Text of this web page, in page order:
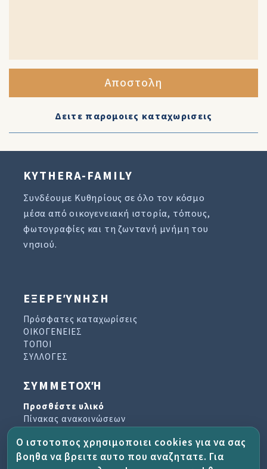
Αποστολη
Δειτε παρομοιες καταχωρισεις
KYTHERA-FAMILY
Συνδέουμε Κυθηρίους σε όλο τον κόσμο
μέσα από οικογενειακή ιστορία, τόπους,
φωτογραφίες και τη ζωντανή μνήμη του
νησιού.
ΕΞΕΡΕΎΝΗΣΗ
Πρόσφατες καταχωρίσεις
ΟΙΚΟΓΕΝΕΙΕΣ
ΤΟΠΟΙ
ΣΥΛΛΟΓΕΣ
ΣΥΜΜΕΤΟΧΉ
Προσθέστε υλικό
Πίνακας ανακοινώσεων
Αρχείο ενημερωτικών δελτίων
Ο ιστοτοπος χρησιμοποιει cookies για να σας
βοηθα να βρειτε αυτο που αναζητατε. Για